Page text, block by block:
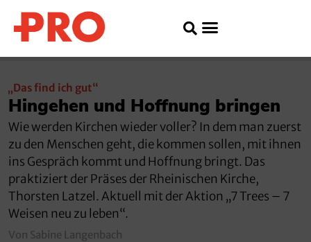
„Das find ich gut“
Hingehen und Hoffnung bringen
Wie werden Kirchen wieder voller? In dem man zuerst
zu den Menschen geht, die kommen sollen, mit ihnen
ins Gespräch kommt und Hoffnung bringt. Das
praktiziert der Präses der Rheinischen Kirche,
Thorsten Latzel. Aktuell mit der Aktion „7 Trees – 7
Weisen neu zu leben“.
Von Sabine Langenbach